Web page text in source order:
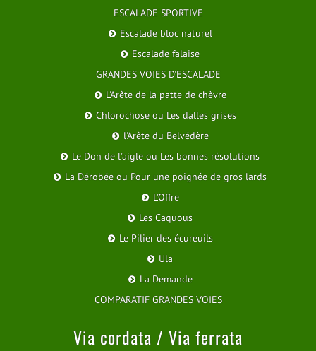
ESCALADE SPORTIVE
Escalade bloc naturel
Escalade falaise
GRANDES VOIES D'ESCALADE
L'Arête de la patte de chèvre
Chlorochose ou Les dalles grises
l'Arête du Belvédère
Le Don de l'aigle ou Les bonnes résolutions
La Dérobée ou Pour une poignée de gros lards
L'Offre
Les Caquous
Le Pilier des écureuils
Ula
La Demande
COMPARATIF GRANDES VOIES
Via cordata / Via ferrata